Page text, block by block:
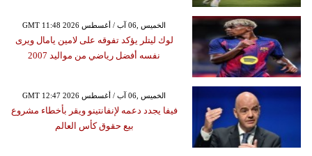
GMT 11:48 2026 الخميس ,06 آب / أغسطس
لوك ليتلر يؤكد تفوقه على لامين يامال ويرى
نفسه أفضل رياضي من مواليد 2007
GMT 12:47 2026 الخميس ,06 آب / أغسطس
فيفا يجدد دعمه لإنفانتينو ويقر بأخطاء مشروع
بيع حقوق كأس العالم